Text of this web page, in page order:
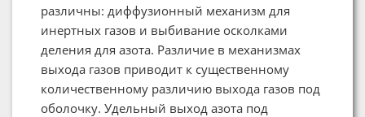
различны: диффузионный механизм для
инертных газов и выбивание осколками
деления для азота. Различие в механизмах
выхода газов приводит к существенному
количественному различию выхода газов под
оболочку. Удельный выход азота под